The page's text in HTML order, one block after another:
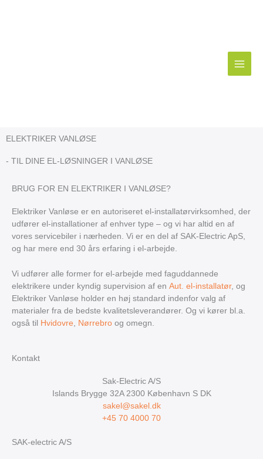
ELEKTRIKER VANLØSE
- TIL DINE EL-LØSNINGER I VANLØSE
BRUG FOR EN ELEKTRIKER I VANLØSE?
​​Elektriker Vanløse er en autoriseret el-installatørvirksomhed, der
udfører el-installationer af enhver type – og vi har altid en af
vores servicebiler i nærheden. Vi er en del af SAK-Electric ApS,
og har mere end 30 års erfaring i el-arbejde.
Vi udfører alle former for el-arbejde med faguddannede
elektrikere under kyndig supervision af en Aut. el-installatør, og
Elektriker Vanløse holder en høj standard indenfor valg af
materialer fra de bedste kvalitetsleverandører. Og vi kører bl.a.
også til
Hvidovre, Nørrebro og omegn.
Kontakt
Sak-Electric A/S
Islands Brygge 32A 2300 København S DK
sakel@sakel.dk
+45 70 4000 70
SAK-electric A/S